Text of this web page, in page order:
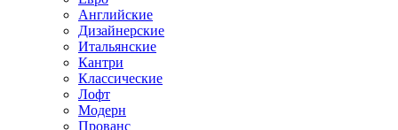
Английские
Дизайнерские
Итальянские
Кантри
Классические
Лофт
Модерн
Прованс